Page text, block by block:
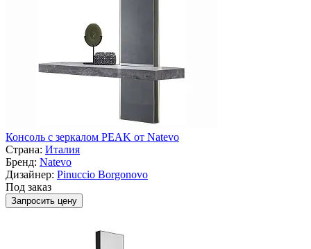
Консоль с зеркалом PEAK от Natevo
Страна: Италия
Бренд: Natevo
Дизайнер: Pinuccio Borgonovo
Под заказ
Запросить цену